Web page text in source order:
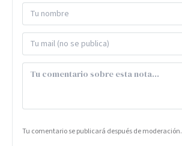
Tu comentario se publicará después de moderación.